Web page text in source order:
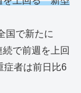
国で新たに
で前週を上回
症者は前日比6